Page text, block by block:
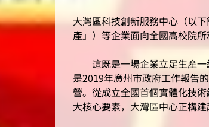
大灣區科技創新服務中心（以
產」）等企業面向全國高校院
這既是一場企業立足生產一
是2019年廣州市政府工作報告
營。從成立全國首個實體化技
大核心要素，大灣區中心正構